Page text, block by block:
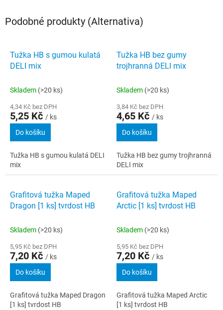
Podobné produkty (Alternativa)
Tužka HB s gumou kulatá
DELI mix
Skladem (>20 ks)
4,34 Kč bez DPH
5,25 Kč / ks
Do košíku
Tužka HB s gumou kulatá DELI
mix
Tužka HB bez gumy
trojhranná DELI mix
Skladem (>20 ks)
3,84 Kč bez DPH
4,65 Kč / ks
Do košíku
Tužka HB bez gumy trojhranná
DELI mix
Grafitová tužka Maped
Dragon [1 ks] tvrdost HB
Skladem (>20 ks)
5,95 Kč bez DPH
7,20 Kč / ks
Do košíku
Grafitová tužka Maped Dragon
[1 ks] tvrdost HB
Grafitová tužka Maped
Arctic [1 ks] tvrdost HB
Skladem (>20 ks)
5,95 Kč bez DPH
7,20 Kč / ks
Do košíku
Grafitová tužka Maped Arctic
[1 ks] tvrdost HB